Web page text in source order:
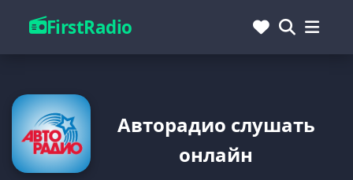
FirstRadio
Авторадио слушать
онлайн